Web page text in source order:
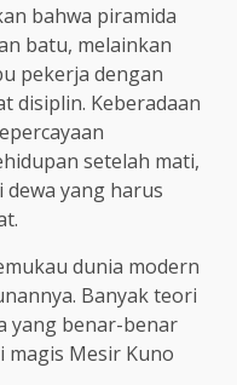
bahwa piramida
batu, melainkan
pekerja dengan
disiplin. Keberadaan
setelah mati,
yang harus
dunia modern
Banyak teori
yang benar-benar
magis Mesir Kuno